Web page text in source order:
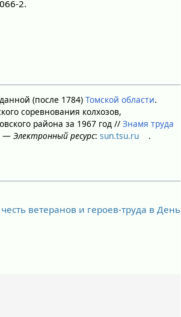
2.
(после 1784)Томской области.
соревнования колхозов,
района за 1967 год //Знамя труда
—Электронный ресурс:sun.tsu.ru .
ветеранов и героев-труда в День